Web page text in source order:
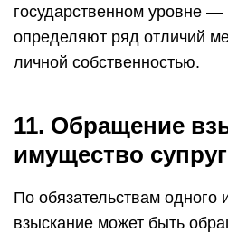
государственном уровне
определяют ряд отличий
личной собственностью.
11. Обращение
имущество
По обязательствам одного
взыскание может быть